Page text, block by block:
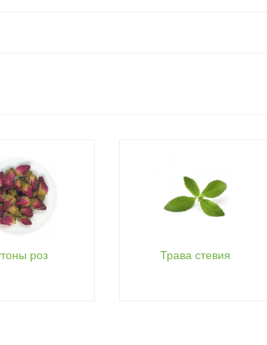
роз Трава стевия